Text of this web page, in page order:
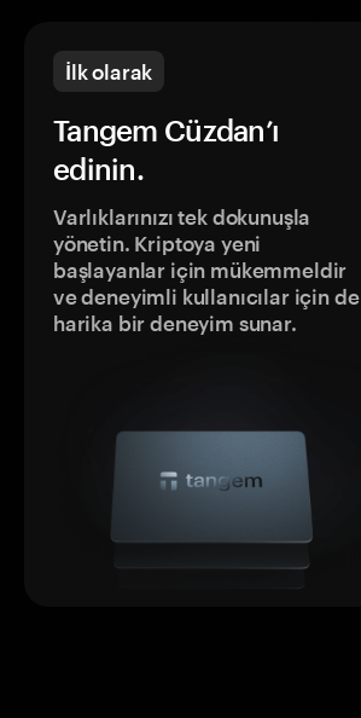
İlk olarak
Tangem Cüzdan’ı
edinin.
Varlıklarınızı tek dokunuşla
yönetin. Kriptoya yeni
başlayanlar için mükemmeldir
ve deneyimli kullanıcılar için de
harika bir deneyim sunar.